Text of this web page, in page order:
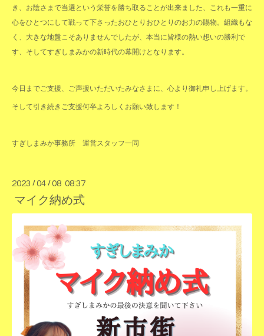
き、お陰さまで当選という栄誉を勝ち取ることが出来ました、これも一重に
心をひとつにして戦って下さったおひとりおひとりのお力の賜物。組織もな
く、大きな地盤こそありませんでしたが、本当に皆様の熱い想いの勝利で
す、そしてすぎしまみかの新時代の幕開けとなります。
今日までご支援、ご声援いただいたみなさまに、心より御礼申し上げます。
そして引き続きご支援何卒よろしくお願い致します！
すぎしまみか事務所 運営スタッフ一同
2023 / 04 / 08 08:37
マイク納め式